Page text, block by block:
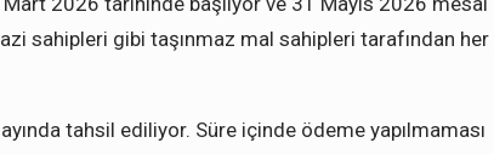
sahipleri gibi taşınmaz mal sahipleri tarafından her
tahsil ediliyor. Süre içinde ödeme yapılmaması